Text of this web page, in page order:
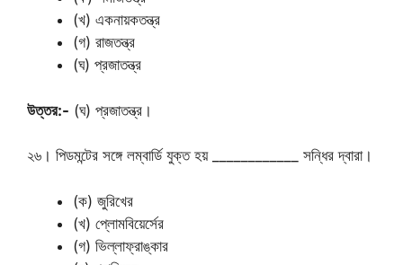
(খ) একনায়কতন্ত্র
(গ) রাজতন্ত্র
(ঘ) প্রজাতন্ত্র
উত্তর:- (ঘ) প্রজাতন্ত্র।
২৬। পিডমন্টের সঙ্গে লম্বার্ডি যুক্ত হয় ____________ সন্ধির দ্বারা।
(ক) জুরিখের
(খ) প্লোমবিয়ের্সের
(গ) ভিল্লাফ্রাঙ্কার